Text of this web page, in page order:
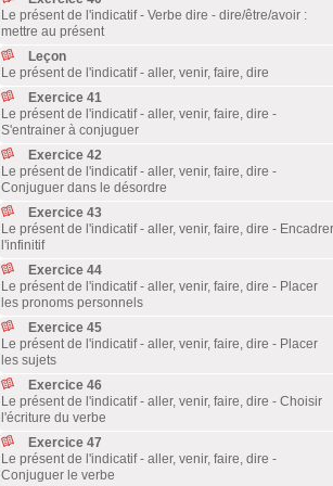
Le présent de l'indicatif - Verbe dire - dire/être/avoir :
mettre au présent
Leçon
Le présent de l'indicatif - aller, venir, faire, dire
Exercice 41
Le présent de l'indicatif - aller, venir, faire, dire -
S'entrainer à conjuguer
Exercice 42
Le présent de l'indicatif - aller, venir, faire, dire -
Conjuguer dans le désordre
Exercice 43
Le présent de l'indicatif - aller, venir, faire, dire - Encadrer
l'infinitif
Exercice 44
Le présent de l'indicatif - aller, venir, faire, dire - Placer
les pronoms personnels
Exercice 45
Le présent de l'indicatif - aller, venir, faire, dire - Placer
les sujets
Exercice 46
Le présent de l'indicatif - aller, venir, faire, dire - Choisir
l'écriture du verbe
Exercice 47
Le présent de l'indicatif - aller, venir, faire, dire -
Conjuguer le verbe